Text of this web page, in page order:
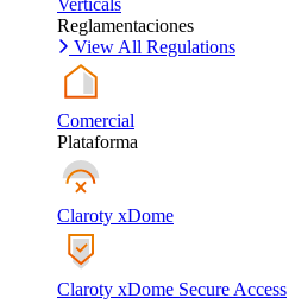
Verticals
Reglamentaciones
View All Regulations
Comercial
Plataforma
Claroty xDome
Claroty xDome Secure Access